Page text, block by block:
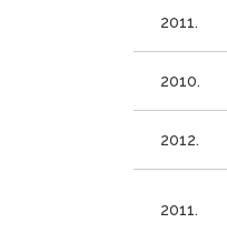
2011.
2010.
2012.
2011.